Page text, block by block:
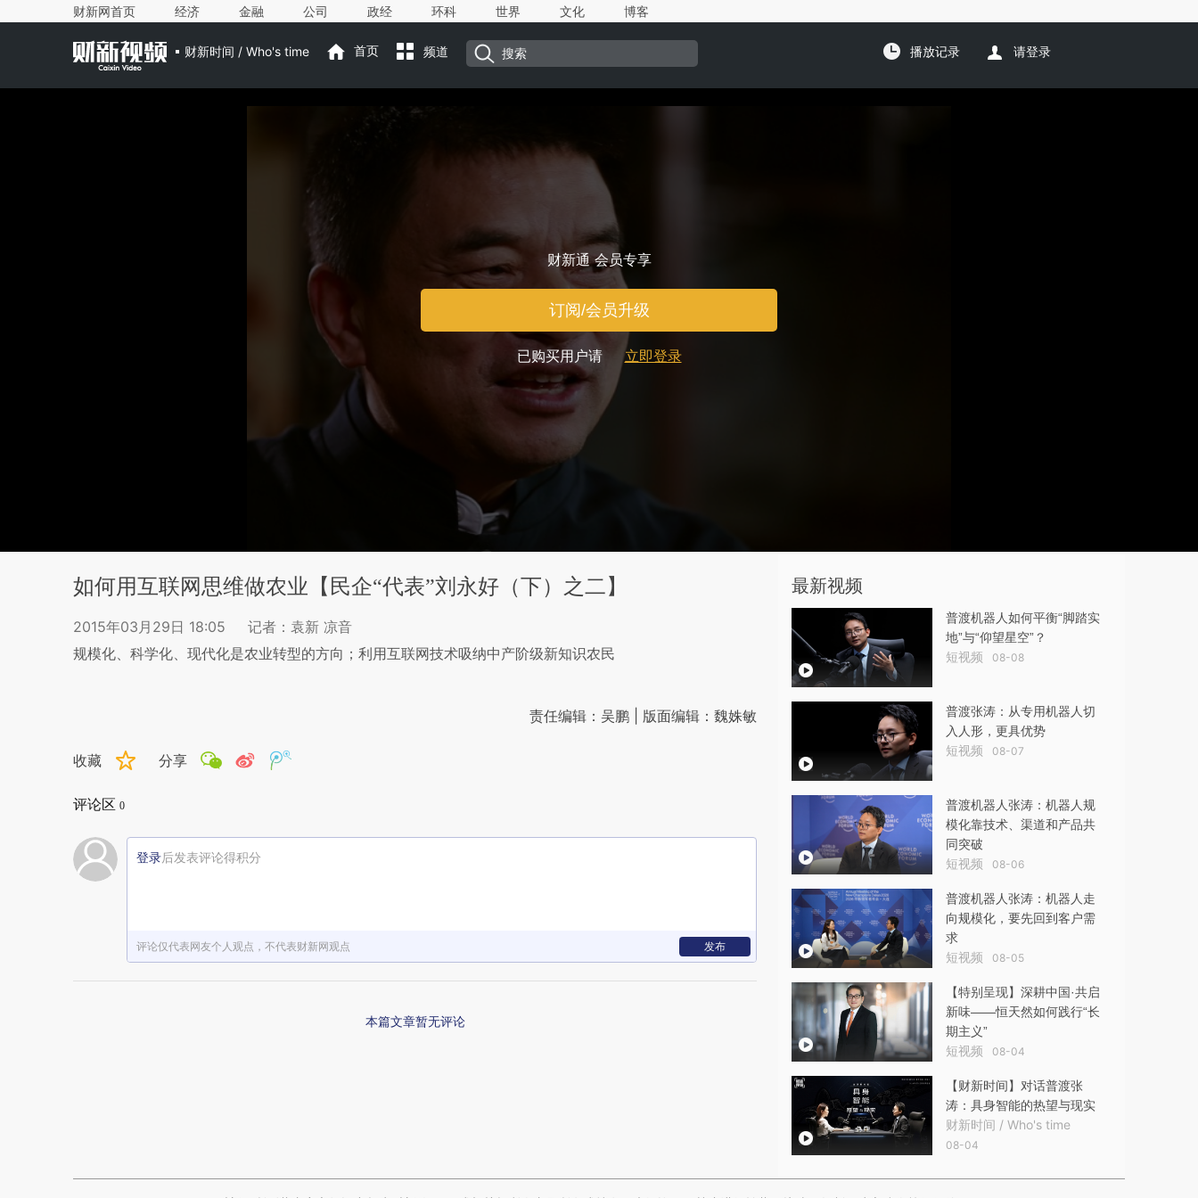
财新网首页 经济 金融 公司 政经 环科 世界 文化 博客
财新时间 / Who's time 首页 频道 播放记录 请登录
财新通 会员专享
订阅/会员升级
已购买用户请 立即登录
如何用互联网思维做农业【民企“代表”刘永好（下）之二】
2015年03月29日 18:05
记者：袁新 凉音
规模化、科学化、现代化是农业转型的方向；利用互联网技术吸纳中产阶级新知识农民
责任编辑：吴鹏 | 版面编辑：魏姝敏
收藏 分享
评论区 0
登录后发表评论得积分
评论仅代表网友个人观点，不代表财新网观点 发布
本篇文章暂无评论
最新视频
普渡机器人如何平衡“脚踏实
地”与“仰望星空”？
短视频 08-08
普渡张涛：从专用机器人切
入人形，更具优势
短视频 08-07
普渡机器人张涛：机器人规
模化靠技术、渠道和产品共
同突破
短视频 08-06
普渡机器人张涛：机器人走
向规模化，要先回到客户需
求
短视频 08-05
【特别呈现】深耕中国·共启
新味——恒天然如何践行“长
期主义”
短视频 08-04
【财新时间】对话普渡张
涛：具身智能的热望与现实
财新时间 / Who's time
08-04